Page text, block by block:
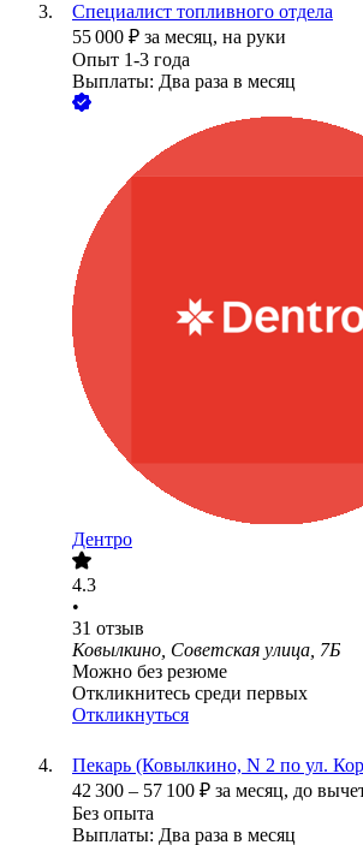
Специалист топливного отдела
55 000 ₽ за месяц, на руки
Опыт 1-3 года
Выплаты: Два раза в месяц
Дентро
4.3
•
31 отзыв
Ковылкино, Советская улица, 7Б
Можно без резюме
Откликнитесь среди первых
Откликнуться
Пекарь (Ковылкино, N 2 по ул.
42 300 – 57 100 ₽ за месяц, до
Без опыта
Выплаты: Два раза в месяц